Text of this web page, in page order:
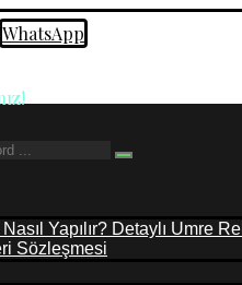
WhatsApp
Yapılır? Detaylı Umre
Sözleşmesi